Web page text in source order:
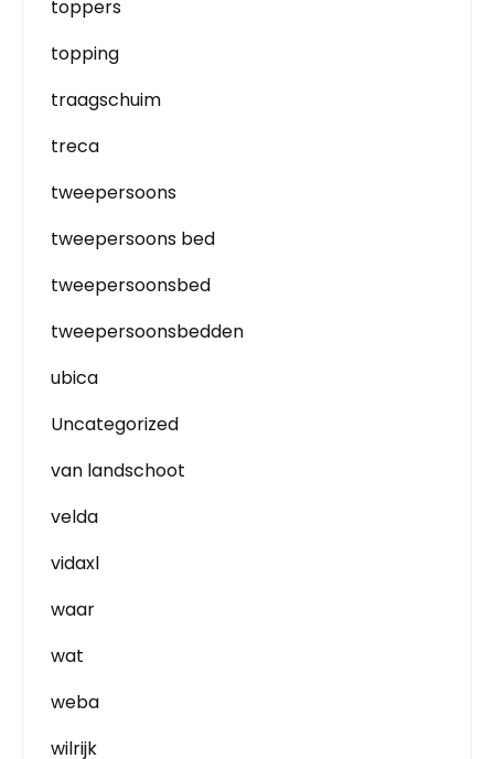
toppers
topping
traagschuim
treca
tweepersoons
tweepersoons bed
tweepersoonsbed
tweepersoonsbedden
ubica
Uncategorized
van landschoot
velda
vidaxl
waar
wat
weba
wilrijk